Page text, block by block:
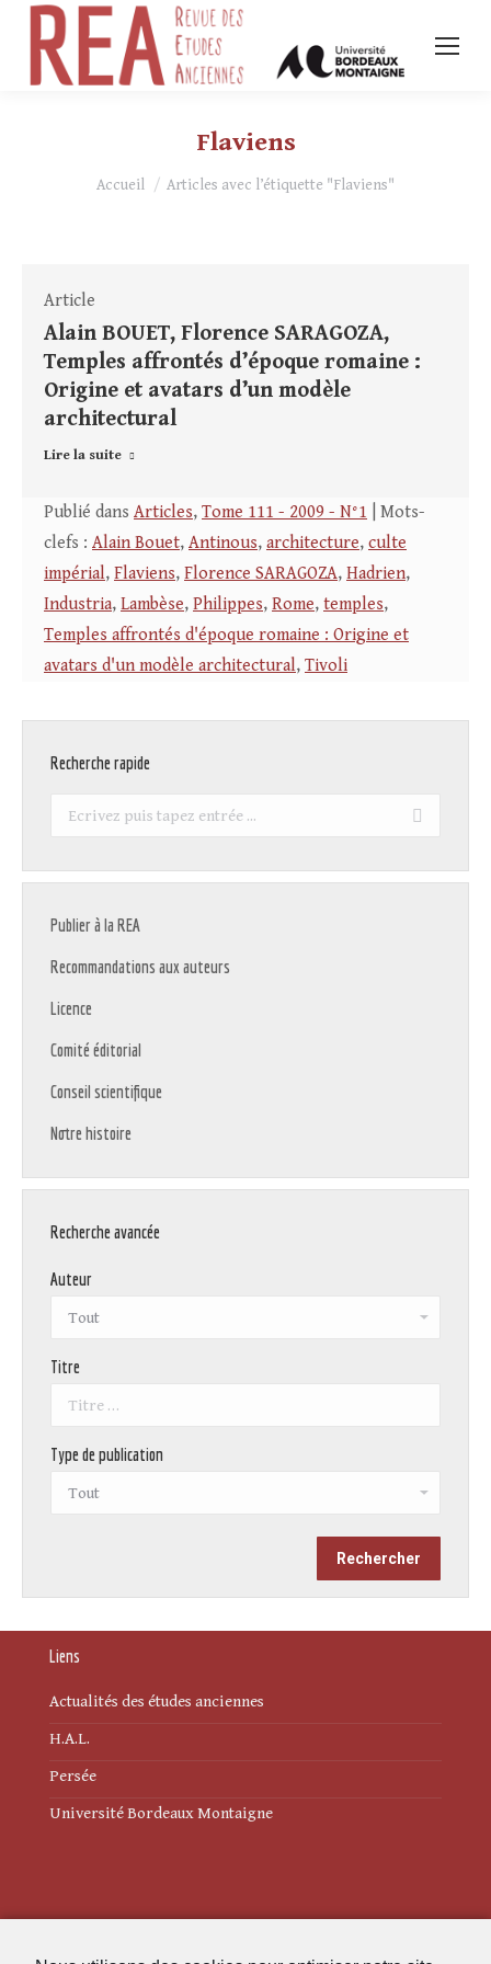
Flaviens
Vous êtes ici :
Accueil Articles avec l’étiquette "Flaviens"
Article
Alain BOUET, Florence SARAGOZA,
Temples affrontés d’époque romaine :
Origine et avatars d’un modèle
architectural
Lire la suite
Publié dans Articles, Tome 111 - 2009 - N°1 | Mots-
clefs : Alain Bouet, Antinous, architecture, culte
impérial, Flaviens, Florence SARAGOZA, Hadrien,
Industria, Lambèse, Philippes, Rome, temples,
Temples affrontés d'époque romaine : Origine et
avatars d'un modèle architectural, Tivoli
Recherche rapide
Recherche
Publier à la REA
Recommandations aux auteurs
Licence
Comité éditorial
Conseil scientifique
Notre histoire
Recherche avancée
Auteur
Titre
Type de publication
Liens
Actualités des études anciennes
H.A.L.
Persée
Université Bordeaux Montaigne